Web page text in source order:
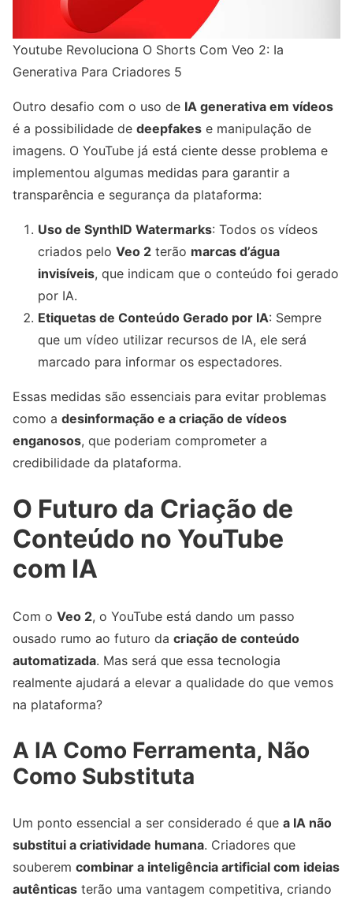
Youtube Revoluciona O Shorts Com Veo 2: Ia
Generativa Para Criadores 5
Outro desafio com o uso de IA generativa em vídeos
é a possibilidade de deepfakes e manipulação de
imagens. O YouTube já está ciente desse problema e
implementou algumas medidas para garantir a
transparência e segurança da plataforma:
Uso de SynthID Watermarks: Todos os vídeos
criados pelo Veo 2 terão marcas d’água
invisíveis, que indicam que o conteúdo foi gerado
por IA.
Etiquetas de Conteúdo Gerado por IA: Sempre
que um vídeo utilizar recursos de IA, ele será
marcado para informar os espectadores.
Essas medidas são essenciais para evitar problemas
como a desinformação e a criação de vídeos
enganosos, que poderiam comprometer a
credibilidade da plataforma.
O Futuro da Criação de
Conteúdo no YouTube
com IA
Com o Veo 2, o YouTube está dando um passo
ousado rumo ao futuro da criação de conteúdo
automatizada. Mas será que essa tecnologia
realmente ajudará a elevar a qualidade do que vemos
na plataforma?
A IA Como Ferramenta, Não
Como Substituta
Um ponto essencial a ser considerado é que a IA não
substitui a criatividade humana. Criadores que
souberem combinar a inteligência artificial com ideias
autênticas terão uma vantagem competitiva, criando